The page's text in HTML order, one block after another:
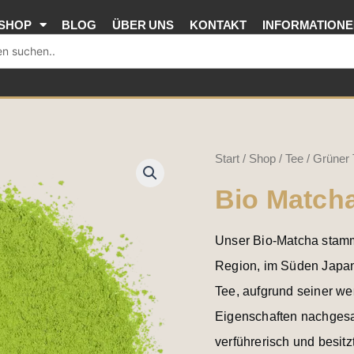
BLOG ÜBER UNS KONTAKT
Start/ Shop/Tee/Grüner
Bio
Unser Bio-Matcha
Region, im Süden
Tee, aufgrund seiner
Eigenschaften
verführerisch und
Bio
Wazuka
Premium
Menge